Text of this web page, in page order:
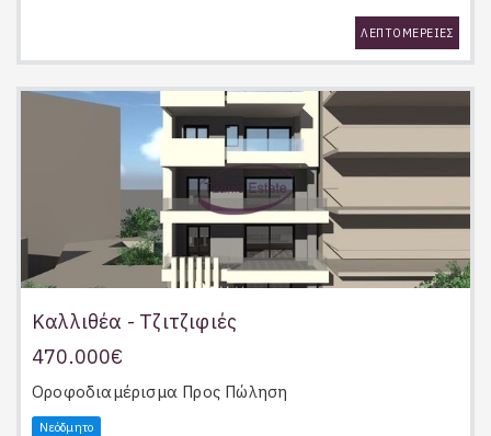
ΛΕΠΤΟΜΕΡΕΙΕΣ
Καλλιθέα - Τζιτζιφιές
470.000€
Οροφοδιαμέρισμα Προς Πώληση
Νεόδμητο